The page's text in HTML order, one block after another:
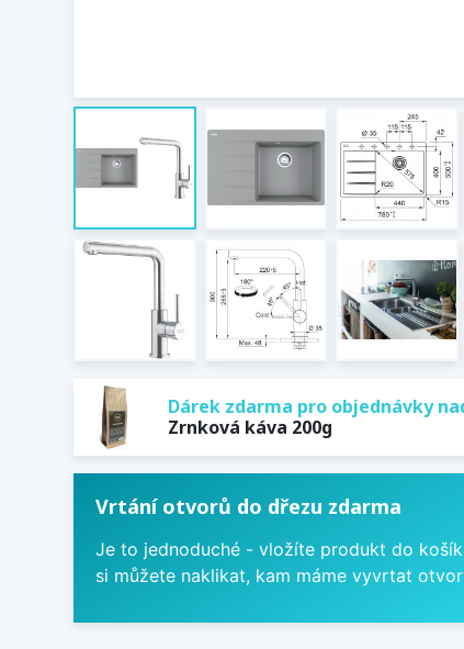
Dárek zdarma pro objednávky
Zrnková káva 200g
Vrtání otvorů do dřezu zdarma
Je to jednoduché - vložíte produkt do
si můžete naklikat, kam máme vyvrtat